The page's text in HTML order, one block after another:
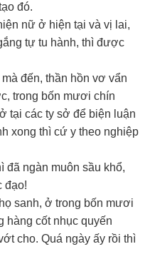
đó.
nữ ở hiện tại và vị lai,
tự tu hành, thì được
đến, thần hồn vơ vẩn
trong bốn mươi chín
tại các ty sở để biện luận
xong thì cứ y theo nghiệp
đã ngàn muôn sầu khổ,
đạo!
sanh, ở trong bốn mươi
hàng cốt nhục quyến
cho. Quá ngày ấy rồi thì